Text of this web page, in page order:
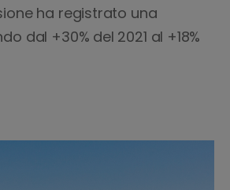
ha registrato una
dal +30% del 2021 al +18%